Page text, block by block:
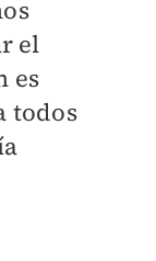
el
es
todos